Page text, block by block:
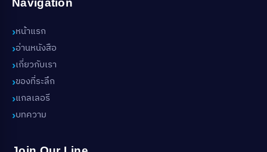
Navigation
หน้าแรก
อ่านหนังสือ
เกี่ยวกับเรา
ของที่ระลึก
แกลเลอรี
บทความ